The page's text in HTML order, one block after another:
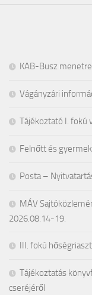
KAB-Busz
Vágányzári
Tájékoztató I. fokú
Felnőtt és
Posta –
MÁV
2026.08.14-19.
III. fokú
Tájékoztatás
cseréjéről